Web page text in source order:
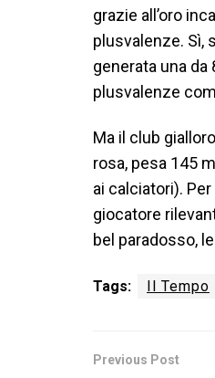
grazie all’oro
plusvalenze. Sì,
generata una
plusvalenze
Ma il club
rosa, pesa 145
ai calciatori).
giocatore
bel paradosso,
Tags: Il Tempo
Previous Post